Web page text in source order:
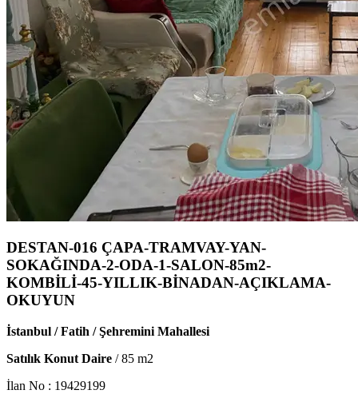
DESTAN-016 ÇAPA-TRAMVAY-YAN-
SOKAĞINDA-2-ODA-1-SALON-85m2-
KOMBİLİ-45-YILLIK-BİNADAN-AÇIKLAMA-
OKUYUN
İstanbul / Fatih / Şehremini Mahallesi
Satılık Konut Daire /85 m2
İlan No : 19429199